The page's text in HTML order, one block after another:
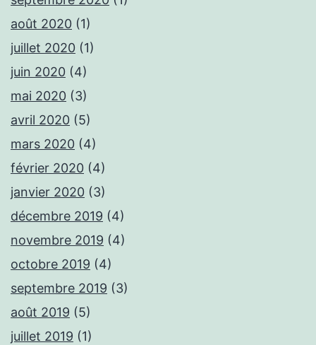
août 2020 (1)
juillet 2020 (1)
juin 2020 (4)
mai 2020 (3)
avril 2020 (5)
mars 2020 (4)
février 2020 (4)
janvier 2020 (3)
décembre 2019 (4)
novembre 2019 (4)
octobre 2019 (4)
septembre 2019 (3)
août 2019 (5)
juillet 2019 (1)